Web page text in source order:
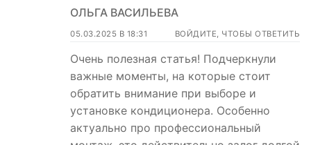
ОЛЬГА ВАСИЛЬЕВА
05.03.2025 В 18:31 ВОЙДИТЕ, ЧТОБЫ ОТВЕТИТЬ
Очень полезная статья! Подчеркнули
важные моменты, на которые стоит
обратить внимание при выборе и
установке кондиционера. Особенно
актуально про профессиональный